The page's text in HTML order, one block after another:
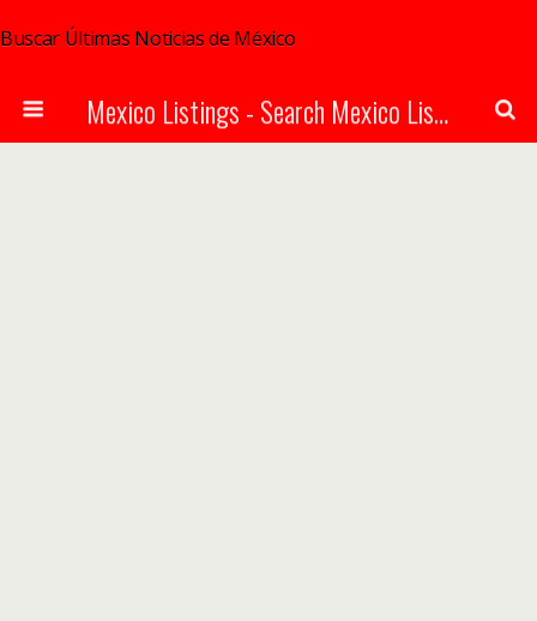
Buscar Últimas Noticias de México
Mexico Listings - Search Mexico Listings Online